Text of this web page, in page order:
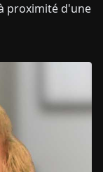
proximité d'une